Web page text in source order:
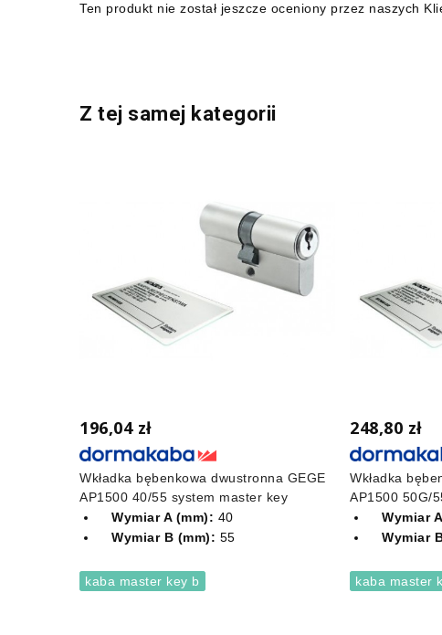
Ten produkt nie został jeszcze oceniony przez naszych
Z tej samej kategorii
196,04 zł
Wkładka bębenkowa dwustronna GEGE
AP1500 40/55 system master key
Wymiar A (mm): 40
Wymiar B (mm): 55
kaba master key b
248,80 zł
Wkładka
AP1500 50G/
Wymiar
Wymiar
kaba master